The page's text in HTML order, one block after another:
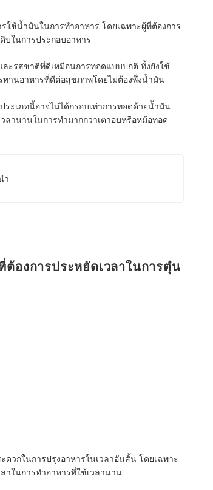
ช้น้ำมันในการทำอาหาร โดยเฉพาะผู้ที่ต้องการ
บในการประกอบอาหาร
ะรสชาติที่ดีเหมือนการทอดแบบปกติ ทั้งยังใช้
ทานอาหารที่ดีต่อสุขภาพโดยไม่ต้องพึ่งน้ำมัน
ะเภทนี้อาจไม่ได้กรอบเท่าการทอดด้วยน้ำมัน
ลานานในการทำมากกว่าเตาอบหรือหม้อทอด
ำ
องการประหยัดเวลาในการตุ๋น
วกในการปรุงอาหารในเวลาอันสั้น โดยเฉพาะ
าในการทำอาหารที่ใช้เวลานาน